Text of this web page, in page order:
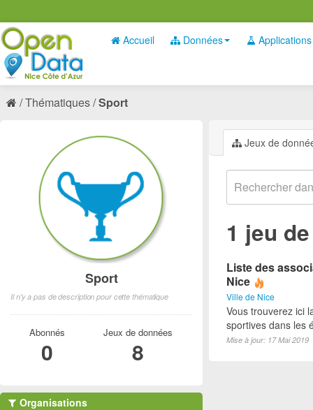
Accueil Données Applications
Thématiques Sport
Jeux de
1 jeu
Liste des
Nice
Ville de Nice
Vous trouverez ici
sportives dans les
Mise à jour: 17 Mai 2019
Sport
Il n'y a pas de description pour cette thématique
Abonnés
0
Jeux de données
8
Organisations